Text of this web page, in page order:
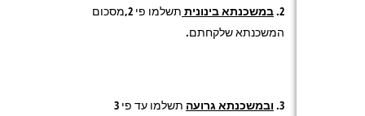
במשכנתא בינונית
תשלמו פי 2,מסכום
המשכנתא שלקחתם.
ובמשכנתא גרועה
תשלמו עד פי 3